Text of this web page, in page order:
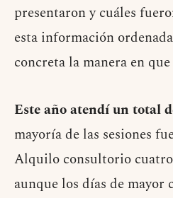
presentaron y cuáles
esta información
concreta la manera en
Este año atendí un total
mayoría de las sesiones
Alquilo consultorio cuatro
aunque los días de mayor